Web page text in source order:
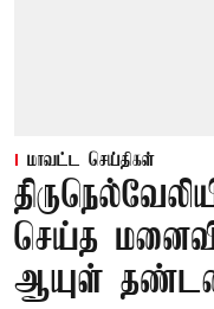
மாவட்ட செய்திகள்
செய்த
ஆயுள்